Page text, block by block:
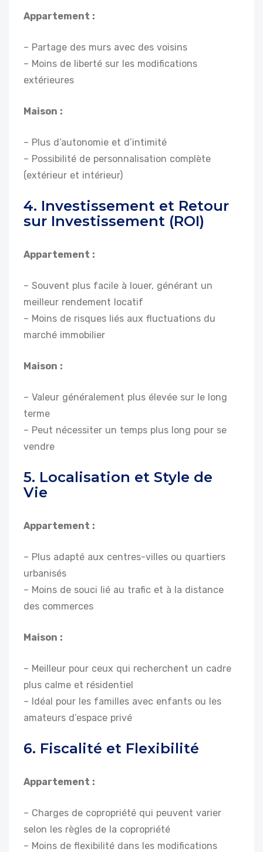
Appartement :
– Partage des murs avec des voisins
– Moins de liberté sur les modifications
extérieures
Maison :
– Plus d’autonomie et d’intimité
– Possibilité de personnalisation complète
(extérieur et intérieur)
4. Investissement et Retour
sur Investissement (ROI)
Appartement :
– Souvent plus facile à louer, générant un
meilleur rendement locatif
– Moins de risques liés aux fluctuations du
marché immobilier
Maison :
– Valeur généralement plus élevée sur le long
terme
– Peut nécessiter un temps plus long pour se
vendre
5. Localisation et Style de
Vie
Appartement :
– Plus adapté aux centres-villes ou quartiers
urbanisés
– Moins de souci lié au trafic et à la distance
des commerces
Maison :
– Meilleur pour ceux qui recherchent un cadre
plus calme et résidentiel
– Idéal pour les familles avec enfants ou les
amateurs d’espace privé
6. Fiscalité et Flexibilité
Appartement :
– Charges de copropriété qui peuvent varier
selon les règles de la copropriété
– Moins de flexibilité dans les modifications